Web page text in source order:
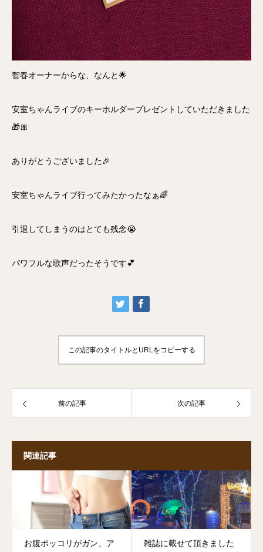
智春オーナーからな、なんと🌟
安室ちゃんライブのキーホルダープレゼントしていただきました
🎁🎀
ありがとうございました🎉
安室ちゃんライブ行ってみたかったなぁ🌈
引退してしまうのはとても残念😭
パワフルな歌声だったそうです💕
この記事のタイトルとURLをコピーする
前の記事 次の記事
関連記事
お腹ポッコリがガン、ア
雑誌に載せて頂きました